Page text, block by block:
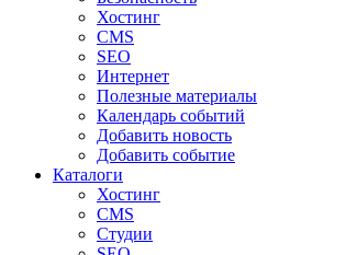
Хостинг
CMS
SEO
Интернет
Полезные материалы
Календарь событий
Добавить новость
Добавить событие
Каталоги
Хостинг
CMS
Студии